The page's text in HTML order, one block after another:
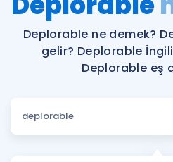
ÜYE
Katılımcı Görüşleri
Faydalı Araçlar
Sözlük
Hakkımızda
Deplorable ne demek?
gelir? Deplorable
Deplorable eş